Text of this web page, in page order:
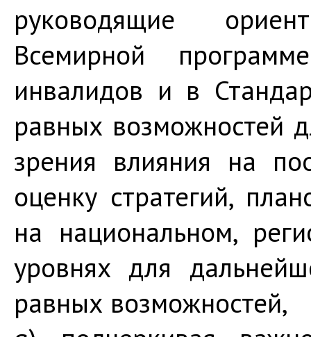
руководящие
Всемирной
инвалидов и в
равных возможностей
зрения влияния на
оценку стратегий,
на национальном,
уровнях для
равных возможностей,